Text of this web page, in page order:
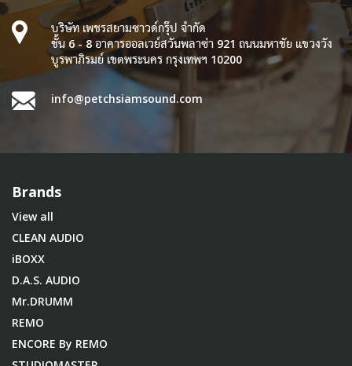
บริษัท เพชรสยามซาวด์กรุ๊ป จำกัด
ชั้น 6 - 8 อาคารออลเวย์สวันพลาซ่า 921 ถนนมหาชัย แขวงวัง
บูรพาภิรมย์ เขตพระนคร กรุงเทพฯ 10200
info@petchsiamsound.com
Brands
View all
CLEAN AUDIO
iBOXX
D.A.S. AUDIO
Mr.DRUMM
REMO
ENCORE By REMO